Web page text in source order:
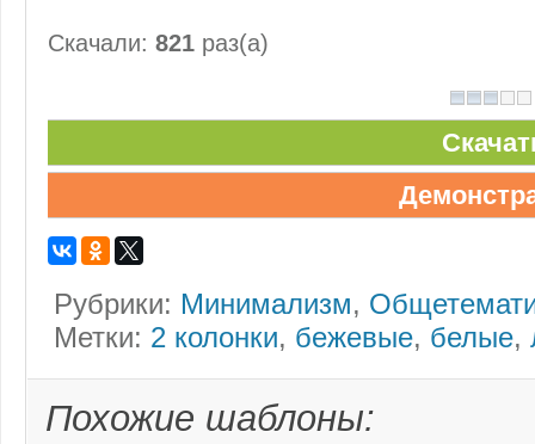
Скачали: 821 раз(а)
Рубрики: Минимализм,
Метки: 2 колонки, бежевые, белые,
Похожие шаблоны: